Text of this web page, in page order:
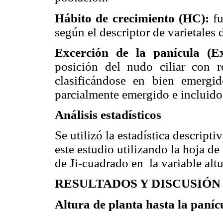
Hábito de crecimiento (HC):
según el descriptor de
Excerción de la panícula
posición del nudo ciliar con
clasificándose en bien
parcialmente emergido e
Análisis estadísticos
Se utilizó la estadística
este estudio utilizando la hoja
de Ji-cuadrado en la variable
RESULTADOS Y DISCUSIÓN
Altura de planta hasta la